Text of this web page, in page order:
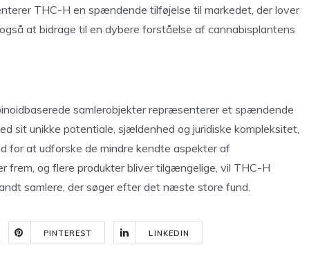
THC-H en spændende tilføjelse til markedet, der lover
at bidrage til en dybere forståelse af cannabisplantens
samlerobjekter repræsenterer et spændende
sit unikke potentiale, sjældenhed og juridiske kompleksitet,
for at udforske de mindre kendte aspekter af
frem, og flere produkter bliver tilgængelige, vil THC-H
samlere, der søger efter det næste store fund.
PINTEREST LINKEDIN